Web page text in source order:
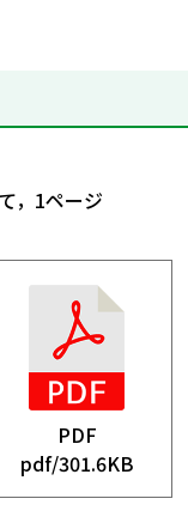
，1ページ
PDF
pdf/301.6KB